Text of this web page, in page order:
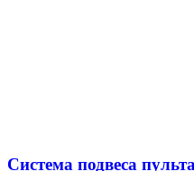
Система подвеса